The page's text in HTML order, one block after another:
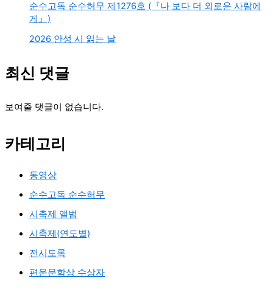
순수고독 순수허무 제1276호 (『나 보다 더 외로운 사람에
게』)
2026 안성 시 읽는 날
최신 댓글
보여줄 댓글이 없습니다.
카테고리
동영상
순수고독 순수허무
시축제 앨범
시축제(연도별)
전시도록
편운문학상 수상자